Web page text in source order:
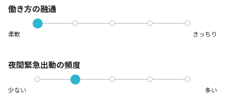
働き方の融通
柔軟 きっちり
夜間緊急出動の頻度
少ない 多い